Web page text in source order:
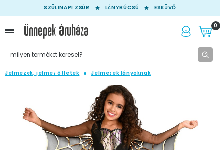
SZÜLINAPI ZSÚR LÁNYBÚCSÚ ESKÜVŐ
0
Jelmezek, jelmez ötletek Jelmezek lányoknak